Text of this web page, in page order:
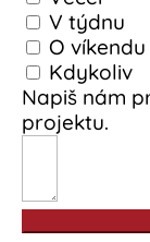
V týdnu
O víkendu
Kdykoliv
Napiš nám
projektu.